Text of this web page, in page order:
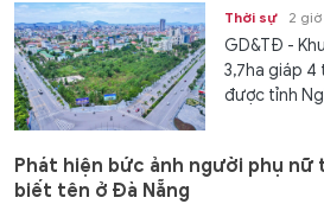
Thời sự 2
GD&TĐ -
3,7ha giáp 4
được tỉnh
Phát hiện bức ảnh người phụ
biết tên ở Đà Nẵng